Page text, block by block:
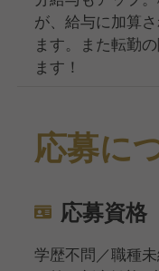
が、給与に加算
ます。また転勤
ます！
応募に
応募資格
学歴不問／職種